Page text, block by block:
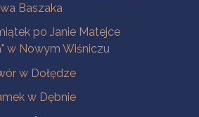
Baszaka
po Janie Matejce
w Nowym Wiśniczu
w Dołędze
w Dębnie